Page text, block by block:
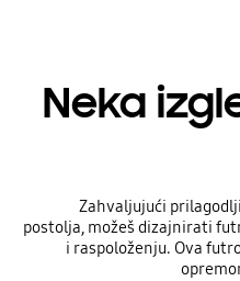
Neka
Zahvaljujući
postolja, možeš dizajnirati
i raspoloženju. Ova